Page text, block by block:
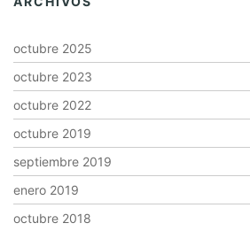
octubre 2025
octubre 2023
octubre 2022
octubre 2019
septiembre 2019
enero 2019
octubre 2018